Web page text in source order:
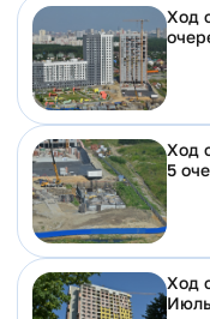
Ход
Ход
5
Ход